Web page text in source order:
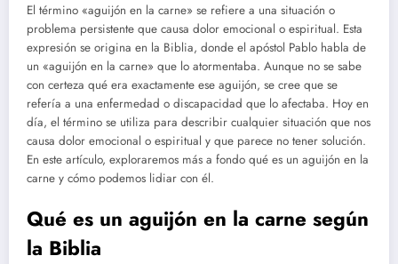
El término «aguijón en la carne» se refiere a una situación o
problema persistente que causa dolor emocional o espiritual. Esta
expresión se origina en la Biblia, donde el apóstol Pablo habla de
un «aguijón en la carne» que lo atormentaba. Aunque no se sabe
con certeza qué era exactamente ese aguijón, se cree que se
refería a una enfermedad o discapacidad que lo afectaba. Hoy en
día, el término se utiliza para describir cualquier situación que nos
causa dolor emocional o espiritual y que parece no tener solución.
En este artículo, exploraremos más a fondo qué es un aguijón en la
carne y cómo podemos lidiar con él.
Qué es un aguijón en la carne según
la Biblia